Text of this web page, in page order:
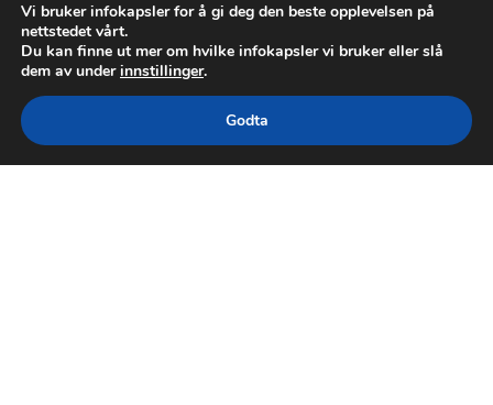
Vi bruker infokapsler for å gi deg den beste opplevelsen på
nettstedet vårt.
Du kan finne ut mer om hvilke infokapsler vi bruker eller slå
dem av underinnstillinger.
Godta